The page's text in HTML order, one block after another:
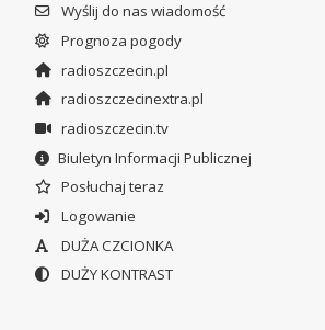
Wyślij do nas wiadomość
Prognoza pogody
radioszczecin.pl
radioszczecinextra.pl
radioszczecin.tv
Biuletyn Informacji Publicznej
Posłuchaj teraz
Logowanie
DUŻA CZCIONKA
DUŻY KONTRAST